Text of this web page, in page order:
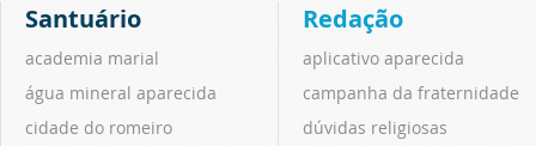
Santuário
academia marial
água mineral aparecida
cidade do romeiro
Redação
aplicativo aparecida
campanha da fraternidade
dúvidas religiosas